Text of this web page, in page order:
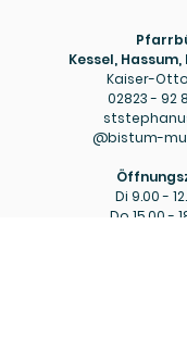
Kessel,
Kaiser-Otto
02823 - 92
@bistum-
Di 9.00 -
Do 15.00 -